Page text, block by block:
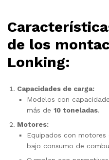
de los
Lonking:
Capacidades de carga:
Modelos con
más de 10 toneladas.
Motores:
Equipados con
bajo consumo de